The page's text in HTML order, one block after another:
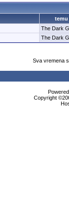
temu
The Dark
The Dark
Sva vremena
Copyright